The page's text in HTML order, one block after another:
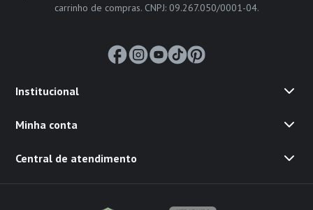
carrinho de compras. CNPJ: 09.267.050/0001-04.
Institucional
Minha conta
Central de atendimento